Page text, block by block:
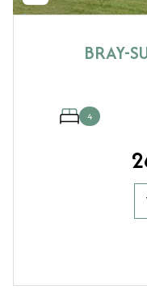
BRAY-
4